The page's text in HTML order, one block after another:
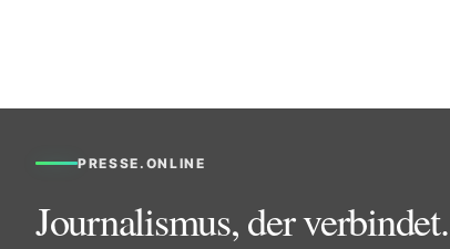
PRESSE.ONLINE
Journalismus, der verbindet.